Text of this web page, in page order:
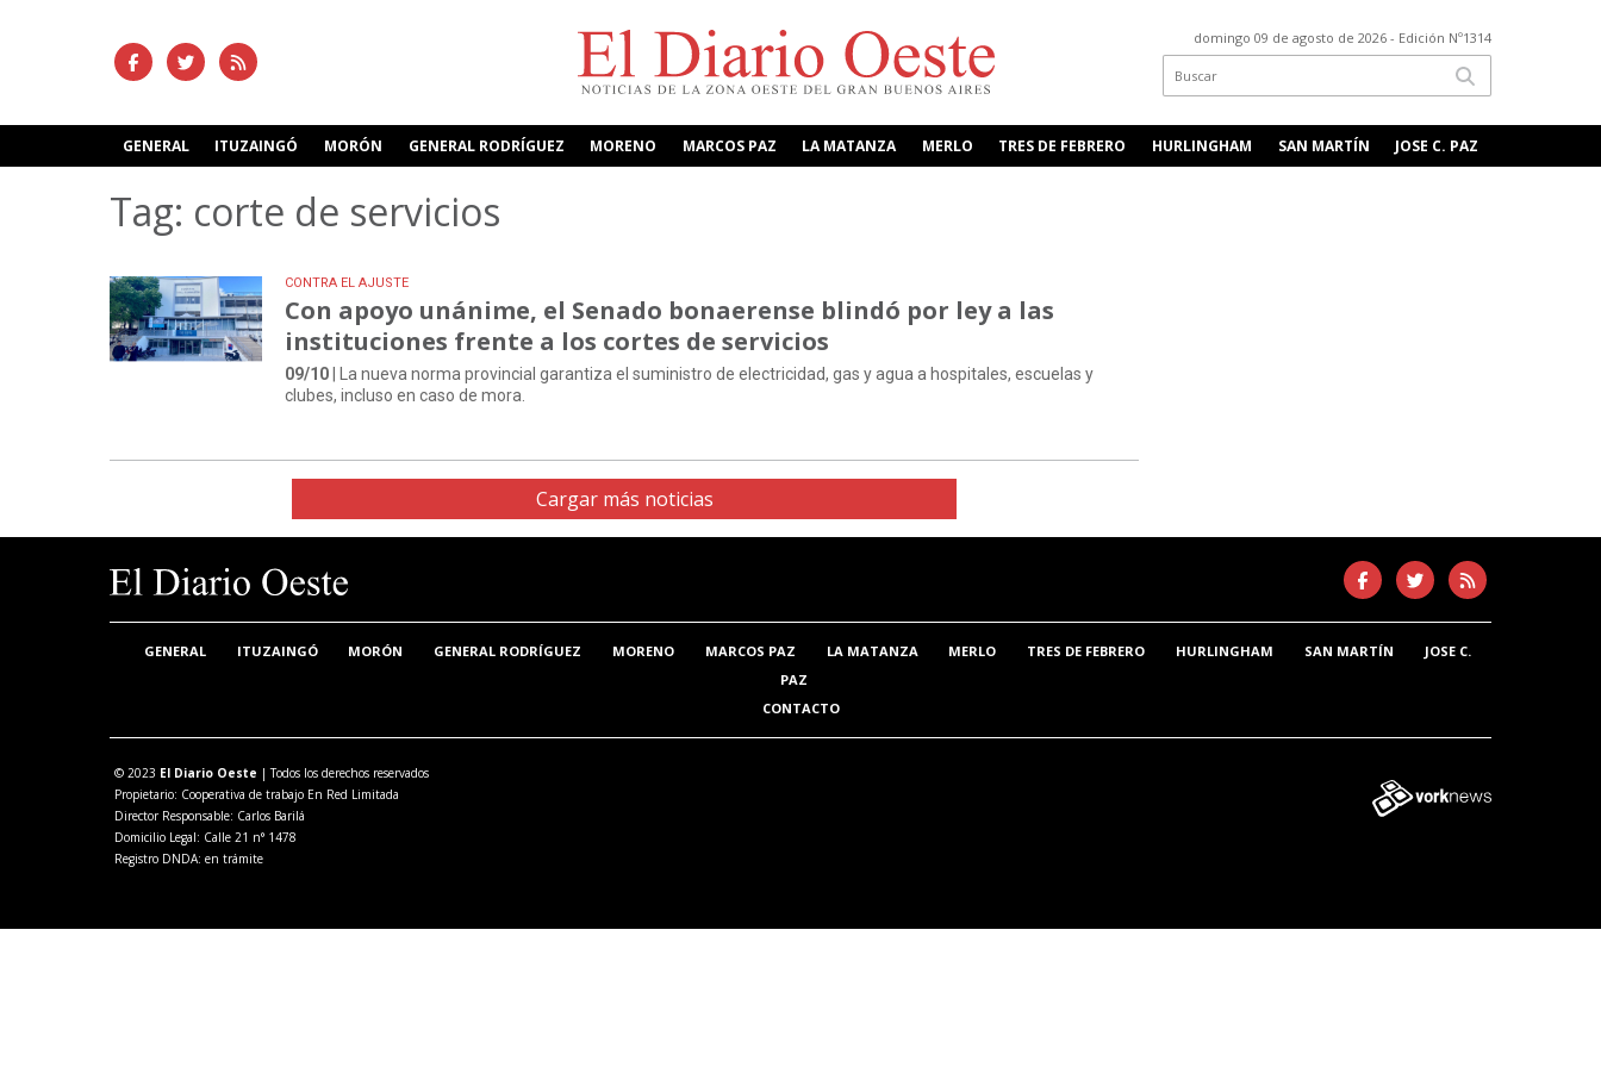
domingo 09 de agosto de 2026 - Edición Nº1314
GENERAL ITUZAINGÓ MORÓN GENERAL RODRÍGUEZ MORENO MARCOS PAZ LA MATANZA MERLO TRES DE FEBRERO HURLINGHAM SAN MARTÍN JOSE C. PAZ
Tag: corte de servicios
CONTRA EL AJUSTE
Con apoyo unánime, el Senado bonaerense blindó por ley a las
instituciones frente a los cortes de servicios
09/10 | La nueva norma provincial garantiza el suministro de electricidad, gas y agua a hospitales, escuelas y
clubes, incluso en caso de mora.
Cargar más noticias
GENERAL ITUZAINGÓ MORÓN GENERAL RODRÍGUEZ MORENO MARCOS PAZ LA MATANZA MERLO TRES DE FEBRERO HURLINGHAM SAN MARTÍN
JOSE C.
PAZ
CONTACTO
© 2023 El Diario Oeste | Todos los derechos reservados
Propietario: Cooperativa de trabajo En Red Limitada
Director Responsable: Carlos Barilá
Domicilio Legal: Calle 21 n° 1478
Registro DNDA: en trámite